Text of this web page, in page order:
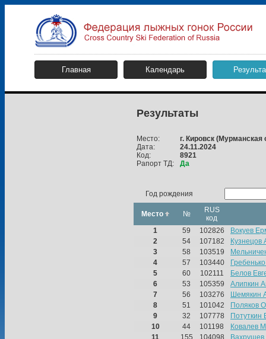
Главная Календарь
Результаты
Место:
Дата:
Код:
Рапорт ТД:
г. Кировск (Мурманская
24.11.2024
8921
Да
Год рождения
Место №
RUS
код
1
59 102826
Вокуев
2
54 107182
Кузнецов
3
58 103519
4
57 103440
5
60 102111
Белов
6
53 105359
Алипкин
7
56 103276
Шемякин
8
51 101042
Поляков
9
32 107778
Потуткин
10
44 101198
Ковалев
11
155 104098
Вахрушев